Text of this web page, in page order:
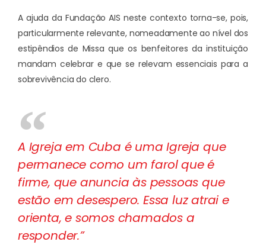
A ajuda da Fundação AIS neste contexto torna-se, pois,
particularmente relevante, nomeadamente ao nível dos
estipêndios de Missa que os benfeitores da instituição
mandam celebrar e que se relevam essenciais para a
sobrevivência do clero.
A Igreja em Cuba é uma Igreja que
permanece como um farol que é
firme, que anuncia às pessoas que
estão em desespero. Essa luz atrai e
orienta, e somos chamados a
responder.”